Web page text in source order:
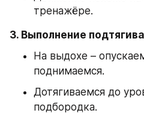
тренажёре.
3. Выполнение
На выдохе –
поднимаемся.
Дотягиваемся до
подбородка.